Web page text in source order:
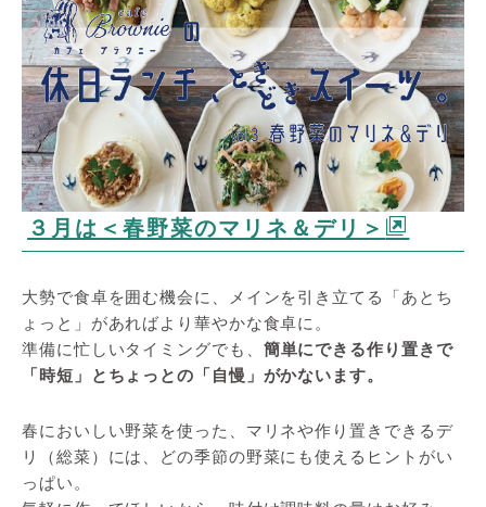
３月は＜春野菜のマリネ＆デリ＞
大勢で食卓を囲む機会に、メインを引き立てる「あとち
ょっと」があればより華やかな食卓に。
準備に忙しいタイミングでも、 簡単にできる作り置きで
「時短」とちょっとの「自慢」がかないます。
春においしい野菜を使った、マリネや作り置きできるデ
リ（総菜）には、どの季節の野菜にも使えるヒントがい
っぱい。